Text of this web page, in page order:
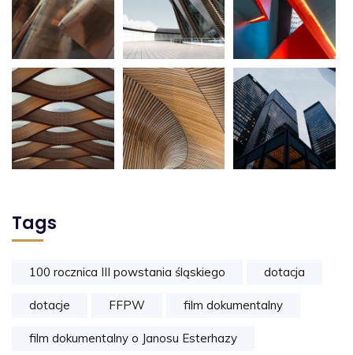
Tags
100 rocznica III powstania śląskiego dotacja
dotacje FFPW film dokumentalny
film dokumentalny o Janosu Esterhazy